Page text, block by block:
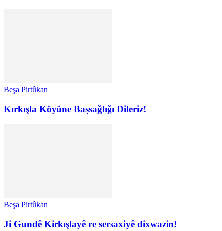
Beşa Pirtûkan
Kırkışla Köyüne Başsağlığı Dileriz!
Beşa Pirtûkan
Ji Gundê Kirkışlayê re sersaxiyê dixwazin!